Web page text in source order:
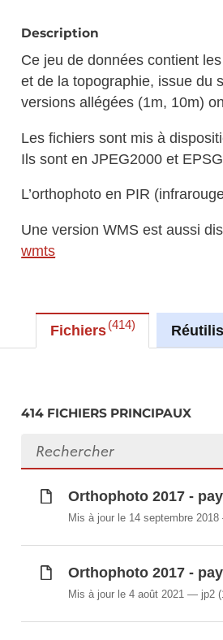
Description
Ce jeu de données contient
et de la topographie, issue du
versions allégées (1m, 10m)
Les fichiers sont mis à
Ils sont en JPEG2000 et
L’orthophoto en PIR
Une version WMS est aussi
wmts
Fichiers 414
414 FICHIERS PRINCIPAUX
Rechercher des fichiers
Orthophoto 2017 -
Mis à jour le 14 septembre 2018
Orthophoto 2017 -
Mis à jour le 4 août 2021 jp2